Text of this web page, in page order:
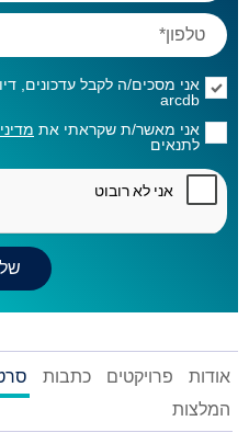
אני מסכים/ה לקבל עדכונים,
arcdb
אני מאשר/ת שקראתי את
לתנאים
אודות פרויקטים כתבות
המלצות